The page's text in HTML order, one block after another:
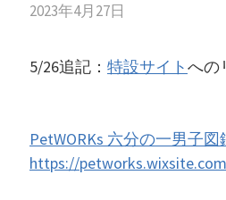
2023年4月27日
5/26追記： 特設サイトへの
PetWORKs 六分の一男子
https://